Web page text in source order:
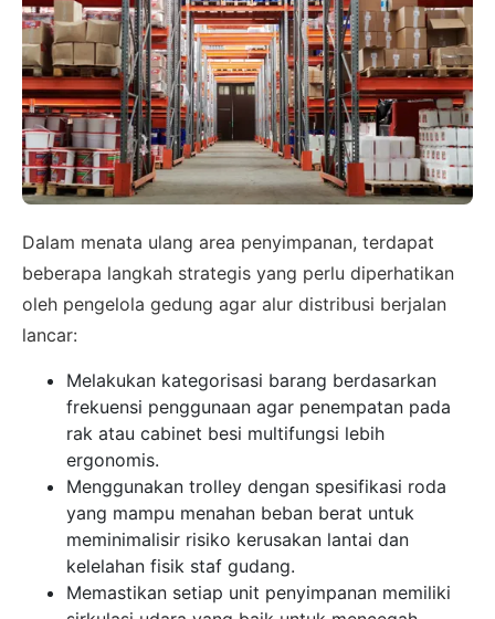
Dalam menata ulang area penyimpanan, terdapat
beberapa langkah strategis yang perlu diperhatikan
oleh pengelola gedung agar alur distribusi berjalan
lancar:
Melakukan kategorisasi barang berdasarkan
frekuensi penggunaan agar penempatan pada
rak atau cabinet besi multifungsi lebih
ergonomis.
Menggunakan trolley dengan spesifikasi roda
yang mampu menahan beban berat untuk
meminimalisir risiko kerusakan lantai dan
kelelahan fisik staf gudang.
Memastikan setiap unit penyimpanan memiliki